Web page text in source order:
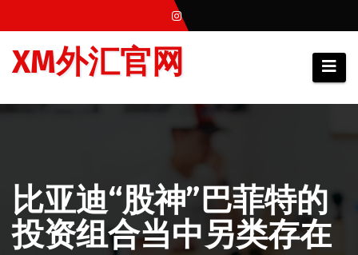
至
XM外汇官网
比亚迪“股神”巴菲特的
投资组合当中另类存在